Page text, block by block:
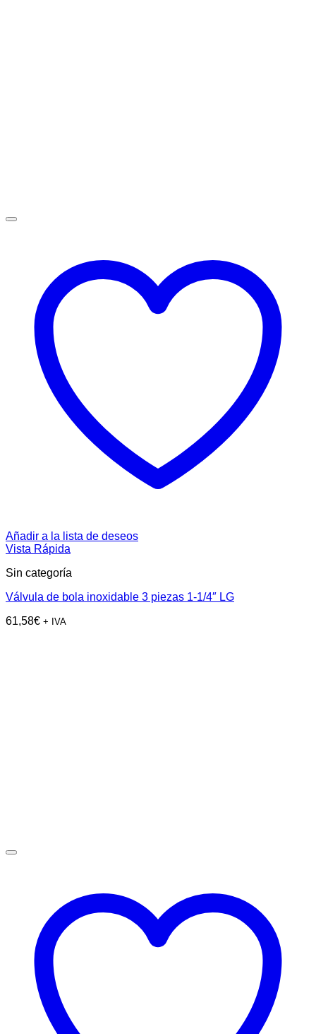
Añadir a la lista de deseos
Vista Rápida
Sin categoría
Válvula de bola inoxidable 3 piezas 1-1/4″ LG
61,58€ + IVA